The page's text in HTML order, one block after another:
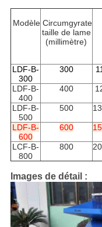
Modèle Circumgyrate
taille de lame
(millimètre)
LDF-B-
300
300
LDF-B-
400
400
LDF-B-
500
500
LDF-B-
600
600
LCF-B-
800
800
Images de détail :